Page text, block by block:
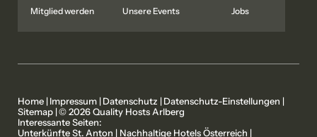
Mitglied werden Unsere Events Jobs
Home | Impressum | Datenschutz | Datenschutz-Einstellungen |
Sitemap |© 2026 Quality Hosts Arlberg
Interessante Seiten:
Unterkünfte St. Anton | Nachhaltige Hotels Österreich |